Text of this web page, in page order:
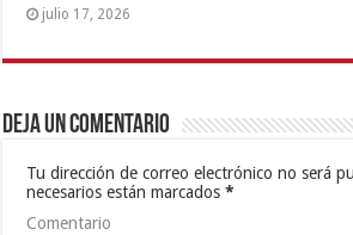
julio 17, 2026
Deja un comentario
Tu dirección de correo electrónico no será
necesarios están marcados*
Comentario